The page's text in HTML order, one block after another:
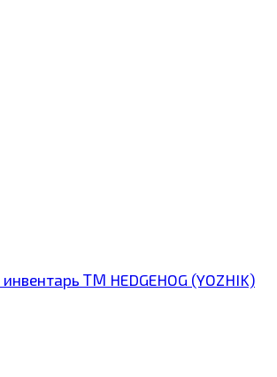
ТМ HEDGEHOG (YOZHIK)